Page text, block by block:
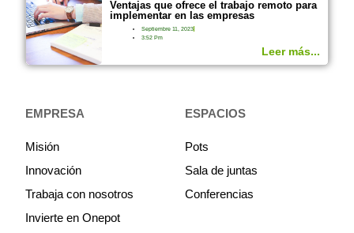
Ventajas que ofrece el trabajo remoto para
implementar en las empresas
Septiembre 11, 2023
3:52 Pm
Leer más...
EMPRESA
Misión
Innovación
Trabaja con nosotros
Invierte en Onepot
ESPACIOS
Pots
Sala de juntas
Conferencias